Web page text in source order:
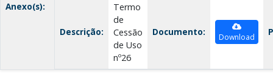
Anexo(s):
Descrição:
Termo
de
Cessão
de Uso
nº26
Documento: Download